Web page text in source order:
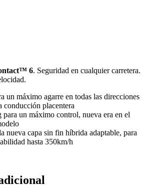
6. Seguridad en cualquier carretera.
un máximo agarre en todas las direcciones
conducción placentera
para un máximo control, nueva era en el
capa sin fin híbrida adaptable, para
hasta 350km/h